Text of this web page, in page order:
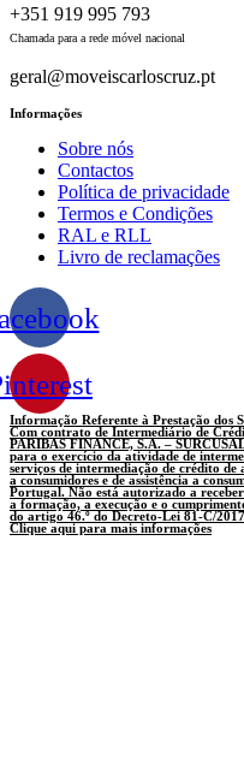
+351 919 995 793
Chamada para a rede móvel nacional
geral@moveiscarloscruz.pt
Informações
Sobre nós
Contactos
Política de privacidade
Termos e Condições
RAL e RLL
Livro de reclamações
Informação Referente à Prestação dos
Com contrato de Intermediário de
PARIBAS FINANCE, S.A. –
para o exercício da atividade de
serviços de intermediação de crédito
a consumidores e de assistência a
Portugal. Não está autorizado a
a formação, a execução e o
do artigo 46.º do Decreto-Lei 81-C/
Clique aqui para mais informações